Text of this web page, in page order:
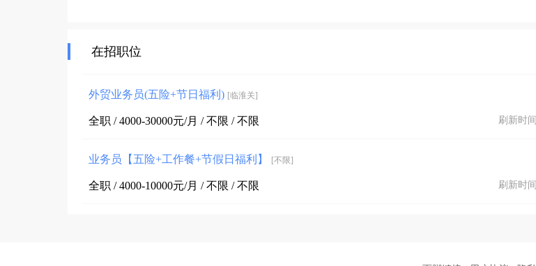
在招职位
外贸业务员(五险+节日福利) [临淮关]
全职 / 4000-30000元/月 / 不限 / 不限 刷新时
业务员【五险+工作餐+节假日福利】 [不限]
全职 / 4000-10000元/月 / 不限 / 不限 刷新时